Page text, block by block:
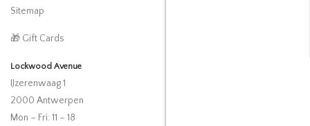
Sitemap
🎁 Gift Cards
Lockwood Avenue
IJzerenwaag 1
2000 Antwerpen
Mon – Fri: 11 – 18